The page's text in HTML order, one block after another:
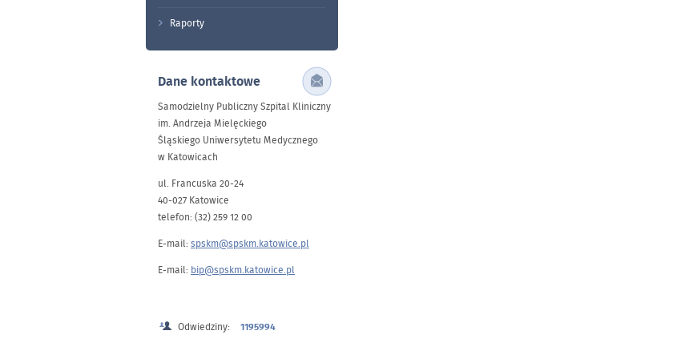
Raporty
Dane kontaktowe
Samodzielny Publiczny Szpital Kliniczny
im. Andrzeja Mielęckiego
Śląskiego Uniwersytetu Medycznego
w Katowicach
ul. Francuska 20-24
40-027 Katowice
telefon: (32) 259 12 00
E-mail: spskm@spskm.katowice.pl
E-mail: bip@spskm.katowice.pl
Odwiedziny: 1195994